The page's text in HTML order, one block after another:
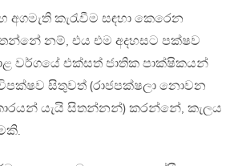
අගමැති කැරැවීම සඳහා කෙරෙන
නම්, එය එම අදහසට පක්ෂව
වර්ගයේ එක්සත් ජාතික පාක්ෂිකයන්
සිතුවත් (රාජපක්ෂලා නොවන
යැයි සිතන්නන්) කරන්නේ, කැලය